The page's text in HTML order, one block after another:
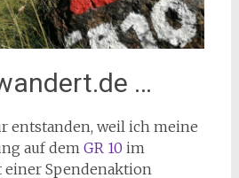
…
entstanden, weil ich meine
auf dem GR 10 im
Spendenaktion